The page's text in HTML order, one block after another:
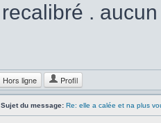
recalibré .
Hors ligne Profil
Sujet du message: Re: elle a calée et na plus